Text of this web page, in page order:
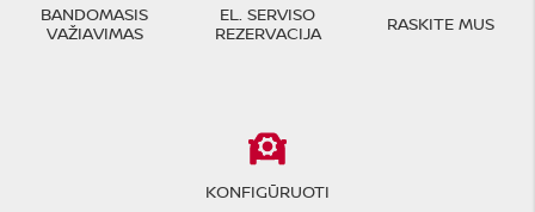
BANDOMASIS
VAŽIAVIMAS
EL. SERVISO
REZERVACIJA
RASKITE MUS
KONFIGŪRUOTI